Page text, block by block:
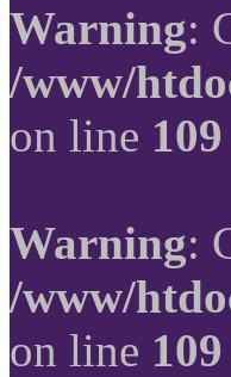
Warning:
/www/
on line 109
Warning:
/www/
on line 109